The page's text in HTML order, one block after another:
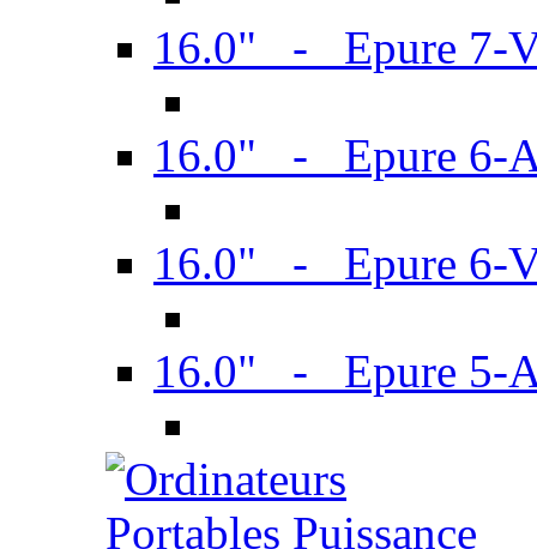
16.0" - Epure 7-
16.0" - Epure 6-
16.0" - Epure 6-
16.0" - Epure 5-